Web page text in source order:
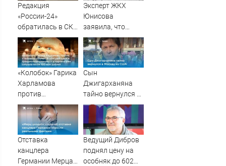
Редакция
«России-24»
обратилась в СКР
из-за травли
съемочной
группы «Колобка»
Эксперт ЖКХ
Юнисова
заявила, что
ремонт больше не
будет котловым
«Колобок» Гарика
Харламова
против
«Человека-паука»:
В сети разгорелся
грандиозный
скандал — а
собрала почти
Сын
Джигарханяна
тайно вернулся в
Москву из США
Отставка
канцлера
Германии Мерца:
Ведущий Дибров
поднял цену на
особняк до 602